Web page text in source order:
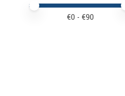
Minimale prijswaarde
Price maximum value
€0 - €90